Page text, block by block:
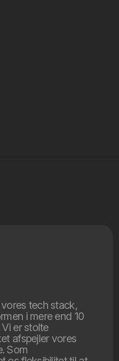
tech stack,
i mere end 10
er stolte
afspejler vores
Som